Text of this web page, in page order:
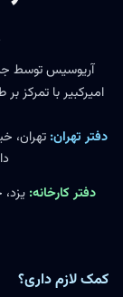
آریوسیس توسط
امیرکبیر با تمرکز
دفتر تهران: تهران،
دفتر کارخانه:
کمک لازم داری؟